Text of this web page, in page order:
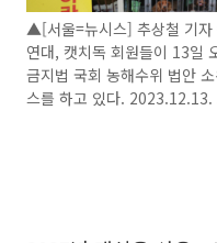
▲[서울=뉴시스] 추상철 기자
연대, 캣치독 회원들이 13일
금지법 국회 농해수위 법안
스를 하고 있다.